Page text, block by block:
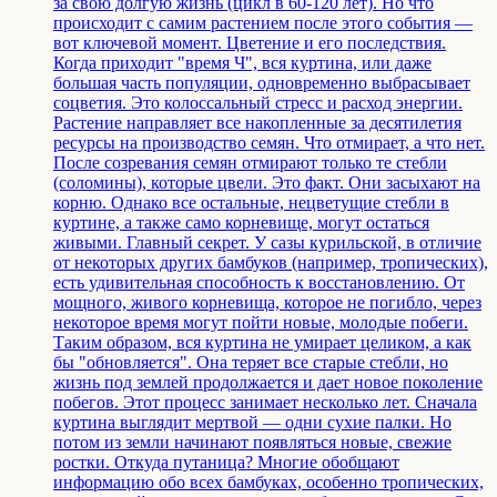
происходит с самим растением после этого события —
вот ключевой момент. Цветение и его последствия.
Когда приходит "время Ч", вся куртина, или даже
большая часть популяции, одновременно выбрасывает
соцветия. Это колоссальный стресс и расход энергии.
Растение направляет все накопленные за десятилетия
ресурсы на производство семян. Что отмирает, а что нет.
После созревания семян отмирают только те стебли
(соломины), которые цвели. Это факт. Они засыхают на
корню. Однако все остальные, нецветущие стебли в
куртине, а также само корневище, могут остаться
живыми. Главный секрет. У сазы курильской, в отличие
от некоторых других бамбуков (например, тропических),
есть удивительная способность к восстановлению. От
мощного, живого корневища, которое не погибло, через
некоторое время могут пойти новые, молодые побеги.
Таким образом, вся куртина не умирает целиком, а как
бы "обновляется". Она теряет все старые стебли, но
жизнь под землей продолжается и дает новое поколение
побегов. Этот процесс занимает несколько лет. Сначала
куртина выглядит мертвой — одни сухие палки. Но
потом из земли начинают появляться новые, свежие
ростки. Откуда путаница? Многие обобщают
информацию обо всех бамбуках, особенно тропических,